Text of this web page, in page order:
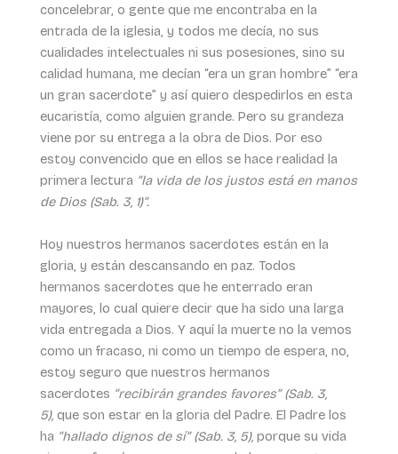
concelebrar, o gente que me encontraba en la
entrada de la iglesia, y todos me decía, no sus
cualidades intelectuales ni sus posesiones, sino su
calidad humana, me decían “era un gran hombre” “era
un gran sacerdote” y así quiero despedirlos en esta
eucaristía, como alguien grande. Pero su grandeza
viene por su entrega a la obra de Dios. Por eso
estoy convencido que en ellos se hace realidad la
primera lectura “la vida de los justos está en manos
de Dios (Sab. 3, 1)”.
Hoy nuestros hermanos sacerdotes están en la
gloria, y están descansando en paz. Todos
hermanos sacerdotes que he enterrado eran
mayores, lo cual quiere decir que ha sido una larga
vida entregada a Dios. Y aquí la muerte no la vemos
como un fracaso, ni como un tiempo de espera, no,
estoy seguro que nuestros hermanos
sacerdotes “recibirán grandes favores” (Sab. 3,
5),que son estar en la gloria del Padre. El Padre los
ha “hallado dignos de sí” (Sab. 3, 5),porque su vida